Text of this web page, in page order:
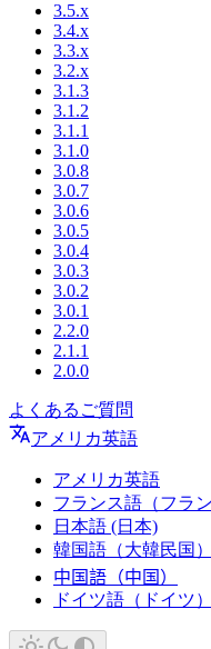
3.5.x
3.4.x
3.3.x
3.2.x
3.1.3
3.1.2
3.1.1
3.1.0
3.0.8
3.0.7
3.0.6
3.0.5
3.0.4
3.0.3
3.0.2
3.0.1
2.2.0
2.1.1
2.0.0
よくあるご質問
アメリカ英語
アメリカ英語
フランス語（フラン
日本語 (日本)
韓国語（大韓民国）
中国語（中国）
ドイツ語（ドイツ）